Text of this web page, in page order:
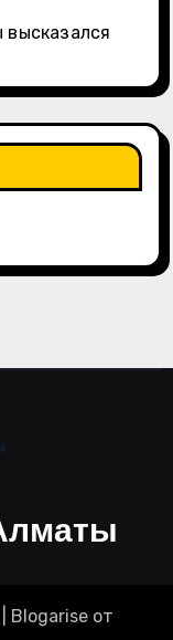
Blogariseот